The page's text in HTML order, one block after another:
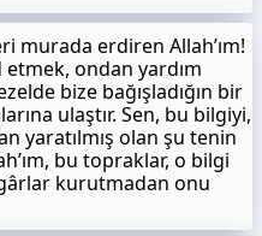
murada erdiren Allah’ım!
etmek, ondan yardım
bize bağışladığın bir
ulaştır. Sen, bu bilgiyi,
yaratılmış olan şu tenin
bu topraklar, o bilgi
kurutmadan onu